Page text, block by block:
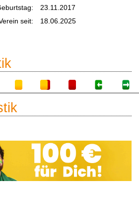
23.11.2017
seit:
18.06.2025